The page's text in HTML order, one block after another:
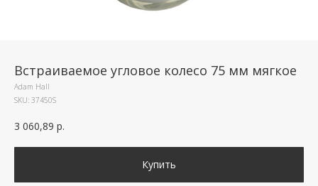
Встраиваемое угловое колесо 75 мм мягкое
Adam Hall
SKU: 37450S
3 060,89 р.
Купить